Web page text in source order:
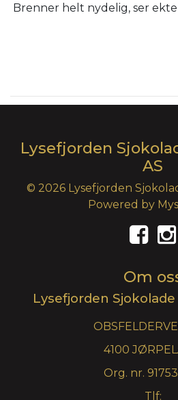
Brenner helt nydelig, ser
Lysefjorden
AS
© 2026 Lysefjorden
Powered by
Om
Lysefjorden
4100
Org. nr.
Tlf: